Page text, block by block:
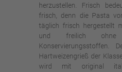
herzustellen. Frisch
frisch, denn die Pasta
täglich frisch hergestellt
und freilich
Konservierungsstoffen.
Hartweizengrieß der
wird mit original